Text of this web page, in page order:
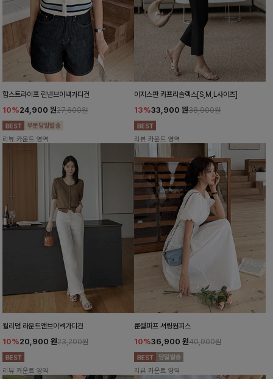
함스트라이프 린넨브이넥가디건
10%24,900 원27,600원
리뷰 카운트 영역
이지스판 카프리슬랙스[S,M,L사이즈]
13%33,900 원38,900원
리뷰 카운트 영역
윌리덤 라운드앤브이넥가디건
10%20,900 원23,200원
리뷰 카운트 영역
룬셀퍼프 셔링원피스
10%36,900 원40,900원
리뷰 카운트 영역